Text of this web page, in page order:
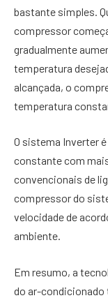
bastante simples.
compressor
gradualmente
temperatura
alcançada, o
temperatura
O sistema Inverter
constante com
convencionais de
compressor do
velocidade de
ambiente.
Em resumo, a
do ar-condicionado